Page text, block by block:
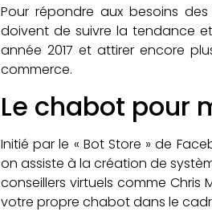
Pour répondre aux besoins
doivent de suivre la tendance
année 2017 et attirer encore
commerce.
Le chabot pour
Initié par le « Bot Store » de
on assiste à la création de
conseillers virtuels comme
votre propre chabot dans le